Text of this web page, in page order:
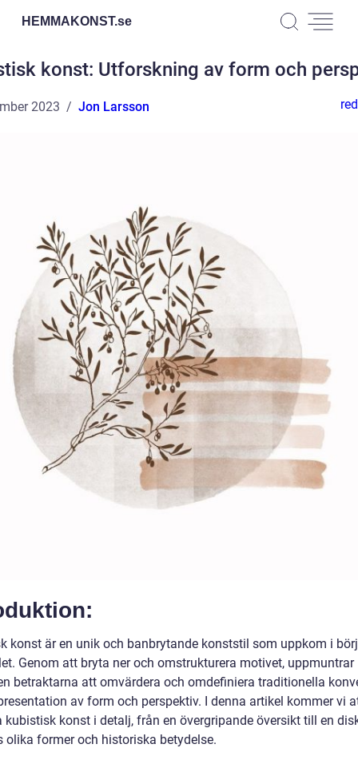
HEMMAKONST.se
konst: Utforskning av form och
2023 Jon Larsson
konst är en unik och banbrytande konststil som uppkom i
Genom att bryta ner och omstrukturera motivet, uppmuntrar
betraktarna att omvärdera och omdefiniera traditionella
av form och perspektiv. I denna artikel kommer vi
kubistisk konst i detalj, från en övergripande översikt till en
olika former och historiska betydelse.